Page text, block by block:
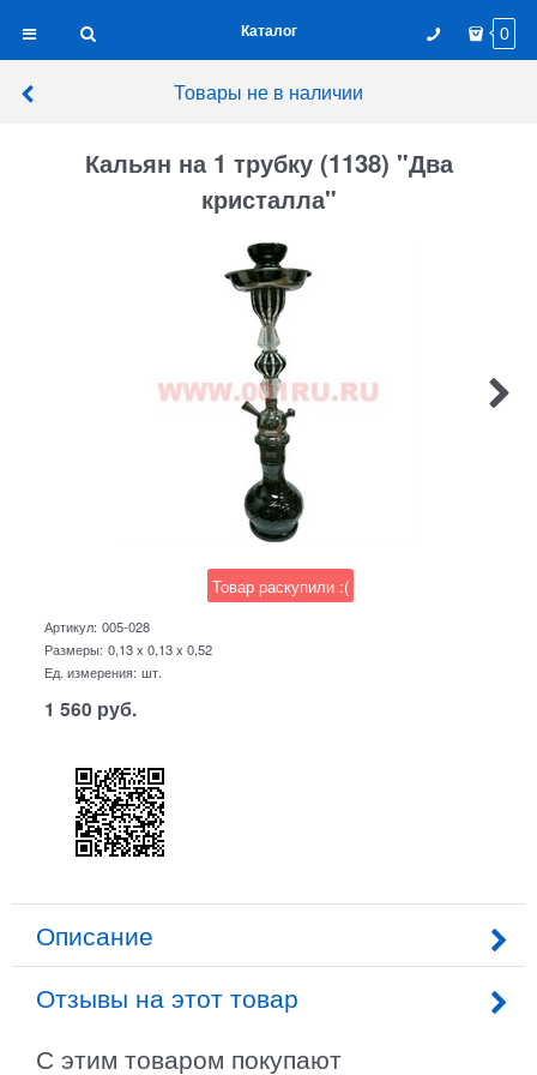
Каталог 0
Товары не в наличии
Кальян на 1 трубку (1138) "Два
кристалла"
Товар раскупили :(
Артикул: 005-028
Размеры: 0,13 x 0,13 x 0,52
Ед. измерения: шт.
1 560 руб.
Описание
Отзывы на этот товар
С этим товаром покупают